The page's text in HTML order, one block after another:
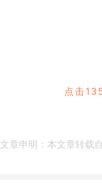
点击
文章申明：本文章转载